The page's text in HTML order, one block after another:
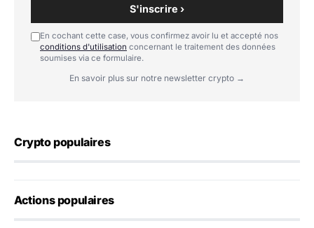
S'inscrire ›
En cochant cette case, vous confirmez avoir lu et accepté nos
conditions d'utilisation concernant le traitement des données
soumises via ce formulaire.
En savoir plus sur notre newsletter crypto →
Crypto populaires
Actions populaires